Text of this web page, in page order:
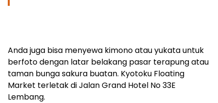
Anda juga bisa menyewa kimono atau yukata untuk
berfoto dengan latar belakang pasar terapung atau
taman bunga sakura buatan. Kyotoku Floating
Market terletak di Jalan Grand Hotel No 33E
Lembang.